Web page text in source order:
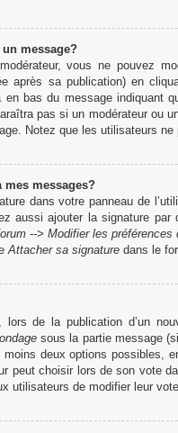
message?
vous ne pouvez
après sa publication) en
en bas du message indiquant
pas si un modérateur
Notez que les utilisateurs
mes messages?
dans votre panneau de
aussi ajouter la signature
--> Modifier les préférences
Attacher sa signaturedans le
de la publication d’un
sous la partie message
deux options possibles,
peut choisir lors de son vote
utilisateurs de modifier leur